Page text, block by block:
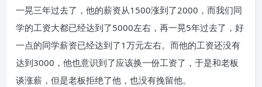
一晃三年过去了，他的薪资从1500涨到了2000，而我们同
学的工资大都已经达到了5000左右，再一晃5年过去了，好
一点的同学薪资已经达到了1万元左右。而他的工资还没有
达到3000，他也意识到了应该换一份工资了，于是和老板
谈涨薪，但是老板拒绝了他，也没有挽留他。